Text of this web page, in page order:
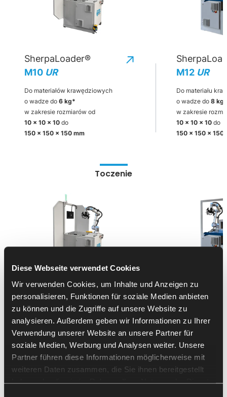
Diese Webseite verwendet Cookies
Wir verwenden Cookies, um Inhalte und Anzeigen zu
personalisieren, Funktionen für soziale Medien anbieten
zu können und die Zugriffe auf unsere Website zu
analysieren. Außerdem geben wir Informationen zu Ihrer
Verwendung unserer Website an unsere Partner für
soziale Medien, Werbung und Analysen weiter. Unsere
Partner führen diese Informationen möglicherweise mit
weiteren Daten zusammen, die Sie ihnen bereitgestellt
haben oder die sie im Rahmen Ihrer Nutzung der Dienste
SherpaLoader®
M10 UR
Do materiałów krawędziowych
o wadze do 6 kg*
w zakresie rozmiarów od
10 x 10 x 10 do
150 x 150 x 150 mm
M12 UR
Do materiału
o wadze do 8 kg*
w zakresie
10 x 10 x 10 do
150 x 150 x 150
Toczenie
SherpaLoader®
T10UR
Dla cylindrów i wałów
do6 kgwagi*
w zakresie rozmiarów
Ø 10 x10 - Ø 150 x 150i
Ø 10 x 50 - Ø 30 x 300 mm
T12
Dla cylindrów i
do8 kg
w zakresie
Ø10 x 10 x 10
Ø 150 x 150 x